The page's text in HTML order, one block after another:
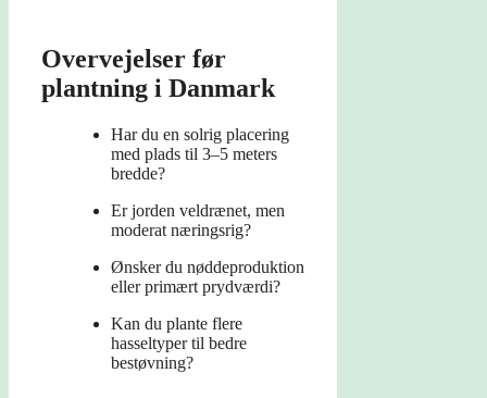
Overvejelser før
plantning i Danmark
Har du en solrig placering
med plads til 3–5 meters
bredde?
Er jorden veldrænet, men
moderat næringsrig?
Ønsker du nøddeproduktion
eller primært prydværdi?
Kan du plante flere
hasseltyper til bedre
bestøvning?